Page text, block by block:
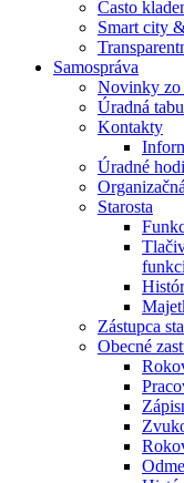
Často
Smart city
Samospráva
Novinky zo
Úradná
Kontakty
Úradné
Starosta
Zástupca
Obecné